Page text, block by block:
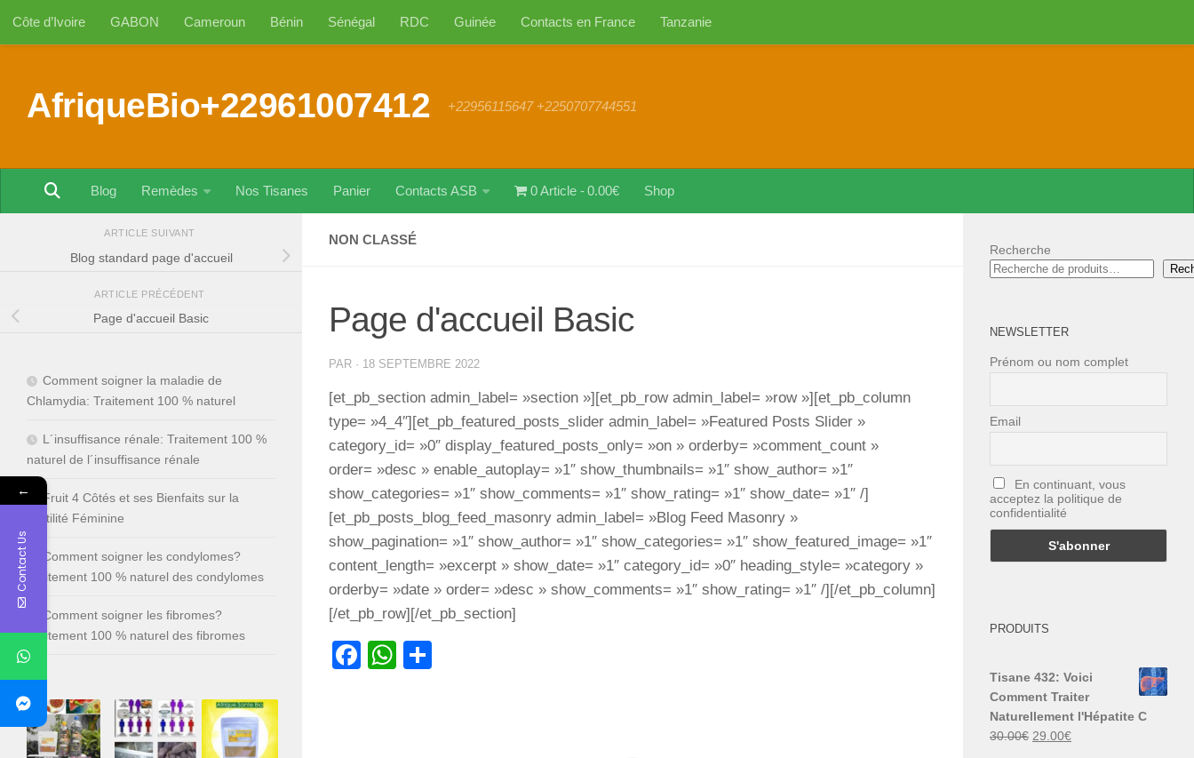
Au dessous du contenu
Côte d’Ivoire GABON Cameroun Bénin Sénégal RDC Guinée Contacts en France Tanzanie
AfriqueBio+22961007412 +22956115647 +2250707744551
Blog Remèdes Nos Tisanes Panier Contacts ASB 0 Article 0.00€ Shop
NON CLASSÉ
Page d'accueil Basic
PAR · 18 SEPTEMBRE 2022
[et_pb_section admin_label= »section »][et_pb_row admin_label= »row »][et_pb_column
type= »4_4″][et_pb_featured_posts_slider admin_label= »Featured Posts Slider »
category_id= »0″ display_featured_posts_only= »on » orderby= »comment_count »
order= »desc » enable_autoplay= »1″ show_thumbnails= »1″ show_author= »1″
show_categories= »1″ show_comments= »1″ show_rating= »1″ show_date= »1″ /]
[et_pb_posts_blog_feed_masonry admin_label= »Blog Feed Masonry »
show_pagination= »1″ show_author= »1″ show_categories= »1″ show_featured_image= »1″
content_length= »excerpt » show_date= »1″ category_id= »0″ heading_style= »category »
orderby= »date » order= »desc » show_comments= »1″ show_rating= »1″ /][/et_pb_column]
[/et_pb_row][/et_pb_section]
Facebook
WhatsApp
ARTICLE SUIVANT
Blog standard page d'accueil
ARTICLE PRÉCÉDENT
Page d'accueil Basic
Comment soigner la maladie de
Chlamydia: Traitement 100 % naturel
L´insuffisance rénale: Traitement 100 %
naturel de l´insuffisance rénale
Fruit 4 Côtés et ses Bienfaits sur la
Fertilité Féminine
Comment soigner les condylomes?
Traitement 100 % naturel des condylomes
Comment soigner les fibromes?
Traitement 100 % naturel des fibromes
Recherche
NEWSLETTER
Prénom ou nom complet
Email
En continuant, vous
acceptez la politique de
confidentialité
PRODUITS
Tisane 432: Voici
Comment Traiter
Naturellement l'Hépatite C
30.00€ Le
29.00€Le
←
Contact Us